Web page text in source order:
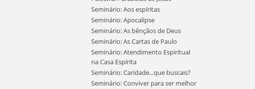
Seminário: Aos espíritas
Seminário: Apocalipse
Seminário: As bênçãos de Deus
Seminário: As Cartas de Paulo
Seminário: Atendimento Espiritual
na Casa Espírita
Seminário: Caridade...que buscais?
Seminário: Conviver para ser melhor